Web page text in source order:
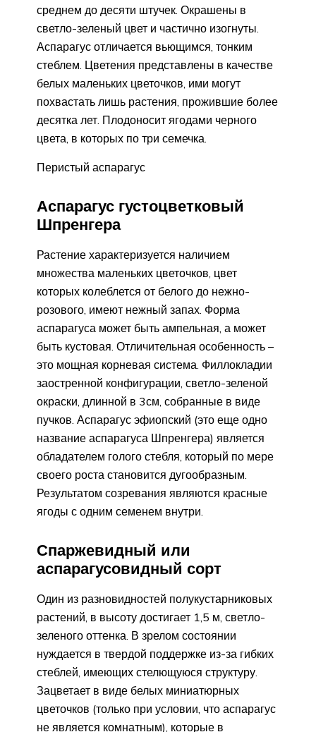
среднем до десяти штучек. Окрашены в
светло-зеленый цвет и частично изогнуты.
Аспарагус отличается вьющимся, тонким
стеблем. Цветения представлены в качестве
белых маленьких цветочков, ими могут
похвастать лишь растения, прожившие более
десятка лет. Плодоносит ягодами черного
цвета, в которых по три семечка.
Перистый аспарагус
Аспарагус густоцветковый
Шпренгера
Растение характеризуется наличием
множества маленьких цветочков, цвет
которых колеблется от белого до нежно-
розового, имеют нежный запах. Форма
аспарагуса может быть ампельная, а может
быть кустовая. Отличительная особенность –
это мощная корневая система. Филлокладии
заостренной конфигурации, светло-зеленой
окраски, длинной в 3см, собранные в виде
пучков. Аспарагус эфиопский (это еще одно
название аспарагуса Шпренгера) является
обладателем голого стебля, который по мере
своего роста становится дугообразным.
Результатом созревания являются красные
ягоды с одним семенем внутри.
Спаржевидный или
аспарагусовидный сорт
Один из разновидностей полукустарниковых
растений, в высоту достигает 1,5 м, светло-
зеленого оттенка. В зрелом состоянии
нуждается в твердой поддержке из-за гибких
стеблей, имеющих стелющуюся структуру.
Зацветает в виде белых миниатюрных
цветочков (только при условии, что аспарагус
не является комнатным), которые в